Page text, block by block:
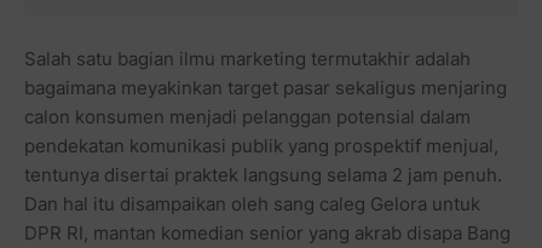
Salah satu bagian ilmu marketing termutakhir adalah
bagaimana meyakinkan target pasar sekaligus menjaring
calon konsumen menjadi pelanggan potensial dalam
pendekatan komunikasi publik yang prospektif menjual,
tentunya disertai praktek langsung selama 2 jam penuh.
Dan hal itu disampaikan oleh sang caleg Gelora untuk
DPR RI, mantan komedian senior yang akrab disapa Bang